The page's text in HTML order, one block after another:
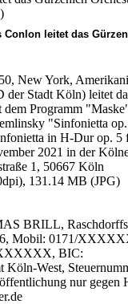
Conlon leitet das
New York,
der Stadt Köln) leitet
Programm
"Sinfonietta
in H-Dur op. 5
2021 in der
1, 50667 Köln
131.14 MB (JPG)
BRILL,
Mobil: 0171/
BIC:
West,
nur gegen